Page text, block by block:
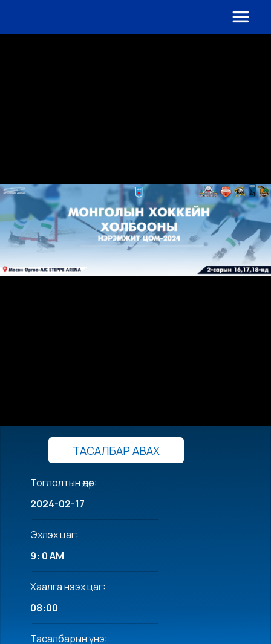
ТАСАЛБАР АВАХ
Тоглолтын өдөр:
2024-02-17
Эхлэх цаг:
9: 0 AM
Хаалга нээх цаг:
08:00
Тасалбарын үнэ: